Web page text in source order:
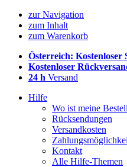
zur Navigation
zum Inhalt
zum Warenkorb
Österreich: Kostenloser
Kostenloser
24 h Versand
Hilfe
Wo ist meine
Rücksendungen
Versandkosten
Kontakt
Alle Hilfe-Themen